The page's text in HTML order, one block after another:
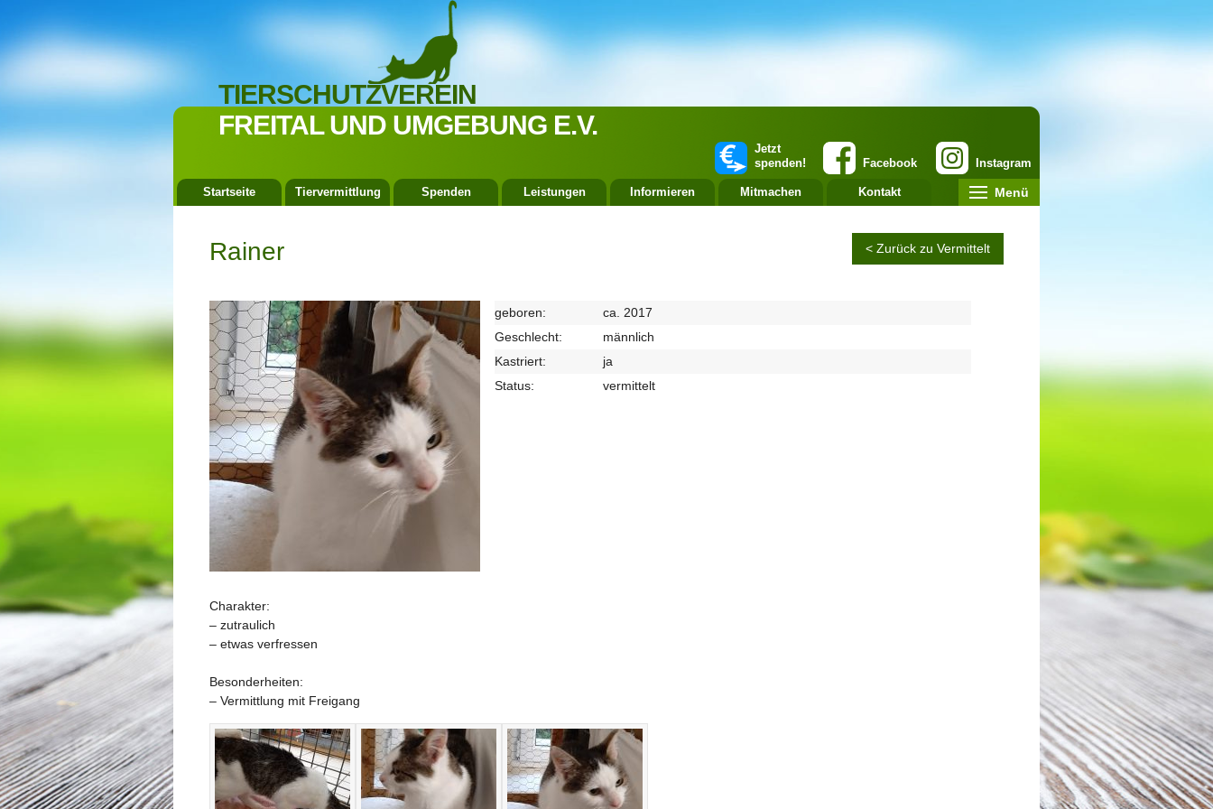
TIERSCHUTZVEREIN
FREITAL UND UMGEBUNG E.V.
Instagram
Facebook
Jetzt
spenden!
Startseite Tiervermittlung Spenden Leistungen Informieren Mitmachen Kontakt Menü
Rainer < Zurück zu Vermittelt
geboren:
ca. 2017
Geschlecht:
männlich
Kastriert:
ja
Status:
vermittelt
Charakter:
– zutraulich
– etwas verfressen
Besonderheiten:
– Vermittlung mit Freigang